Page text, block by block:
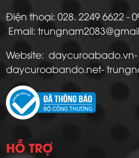
Điện thoại: 028. 2249
Email:
Website: daycuroabado.vn-
daycuroabando.net-
HỖ TRỢ